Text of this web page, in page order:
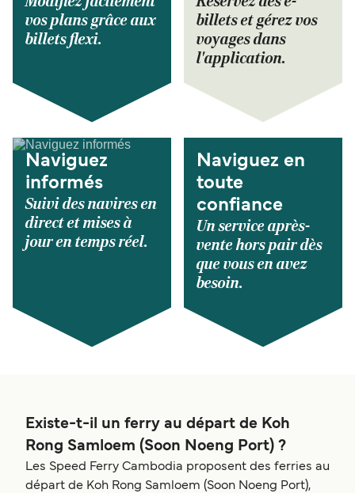
vos plans grâce aux
billets flexi.
billets et gérez vos
voyages dans
l'application.
Naviguez
informés
Suivi des navires en
direct et mises à
jour en temps réel.
Naviguez en
toute
confiance
Un service après-
vente hors pair dès
que vous en avez
besoin.
Existe-t-il un ferry au départ de Koh
Rong Samloem (Soon Noeng Port) ?
Les Speed Ferry Cambodia proposent des ferries au
départ de Koh Rong Samloem (Soon Noeng Port),